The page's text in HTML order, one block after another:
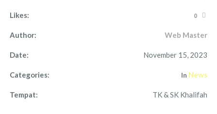
Likes: 0
Author: Web Master
Date: November 15, 2023
Categories: In News
Tempat: TK & SK Khalifah